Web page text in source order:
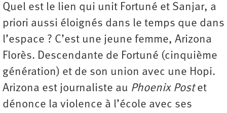
Quel est le lien qui unit Fortuné et Sanjar, a
priori aussi éloignés dans le temps que dans
l’espace ? C’est une jeune femme, Arizona
Florès. Descendante de Fortuné (cinquième
génération) et de son union avec une Hopi.
Arizona est journaliste au Phoenix Postet
dénonce la violence à l’école avec ses